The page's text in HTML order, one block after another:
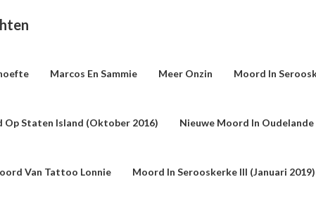
Marcos En Sammie Meer Onzin Moord In
Op Staten Island (oktober 2016) Nieuwe Moord In
Van Tattoo Lonnie Moord In Serooskerke III (januari 2019)